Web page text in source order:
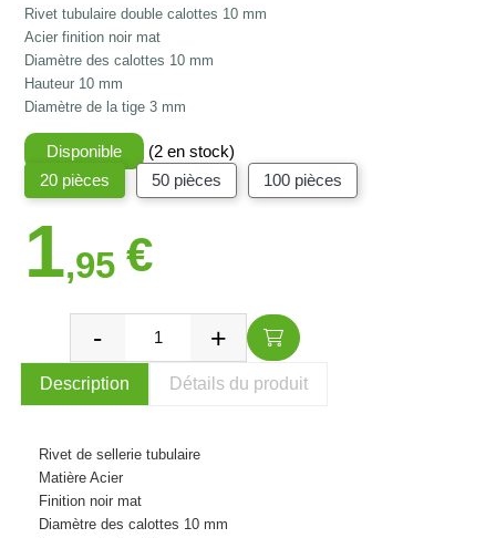
Rivet tubulaire double calottes 10 mm
Acier finition noir mat
Diamètre des calottes 10 mm
Hauteur 10 mm
Diamètre de la tige 3 mm
Disponible
(2 en stock)
20 pièces
50 pièces 100 pièces
1,95 €
Description Détails du produit
Rivet de sellerie tubulaire
Matière Acier
Finition noir mat
Diamètre des calottes 10 mm